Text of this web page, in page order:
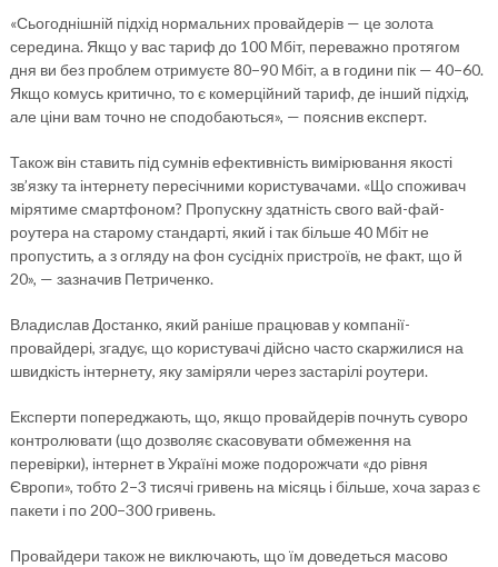
«Сьогоднішній підхід нормальних провайдерів — це золота
середина. Якщо у вас тариф до 100 Мбіт, переважно протягом
дня ви без проблем отримуєте 80−90 Мбіт, а в години пік — 40−60.
Якщо комусь критично, то є комерційний тариф, де інший підхід,
але ціни вам точно не сподобаються», — пояснив експерт.
Також він ставить під сумнів ефективність вимірювання якості
зв’язку та інтернету пересічними користувачами. «Що споживач
мірятиме смартфоном? Пропускну здатність свого вай-фай-
роутера на старому стандарті, який і так більше 40 Мбіт не
пропустить, а з огляду на фон сусідніх пристроїв, не факт, що й
20», — зазначив Петриченко.
Владислав Достанко, який раніше працював у компанії-
провайдері, згадує, що користувачі дійсно часто скаржилися на
швидкість інтернету, яку заміряли через застарілі роутери.
Експерти попереджають, що, якщо провайдерів почнуть суворо
контролювати (що дозволяє скасовувати обмеження на
перевірки), інтернет в Україні може подорожчати «до рівня
Європи», тобто 2−3 тисячі гривень на місяць і більше, хоча зараз є
пакети і по 200−300 гривень.
Провайдери також не виключають, що їм доведеться масово